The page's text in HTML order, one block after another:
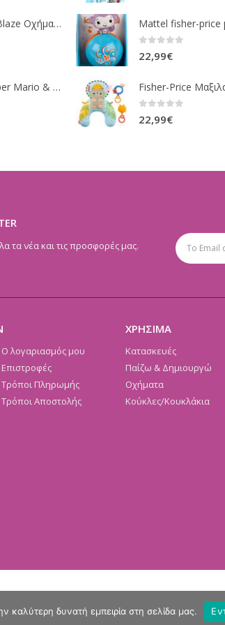
Fisher-Price Blaze Οχήματα Die Cast 16 Σχέδια CGF20
Λούτρινα Super Mario & Luigi 2 Σχέδια 30,5 Εκ. GOL13769
22,99€
22,99€
τα νέα και τις προσφορές μας.
Ο λογαριασμός μου
Επιστροφές
Τρόποι Πληρωμής
Τρόποι Αποστολής
ΧΡΗΣΙΜΑ
Κατασκευές
Παίζω & Δημιουργώ
Οχήματα
Κούκλες/Κουκλάκια
καλύτερη δυνατή εμπειρία στη σελίδα μας.